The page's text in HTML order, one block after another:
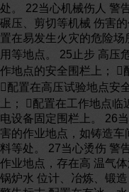
处。 22当心机械伤人 警
碾压、剪切等机械 伤害
置在易发生火灾的危险
用等地点。 25止步 高压
作地点的安全围栏上； 
配置在高压试验地点安
上； 配置在工作地点
电设备固定围栏上。 26
害的作业地点，如铸造
料等处。 27当心烫伤 警
作业地点，存在高 温气
锅炉水 位计、冶炼、锻